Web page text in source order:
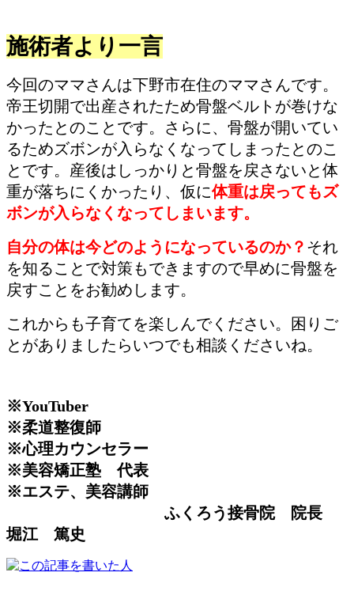
施術者より一言
今回のママさんは下野市在住のママさんです。
帝王切開で出産されたため骨盤ベルトが巻けな
かったとのことです。さらに、骨盤が開いてい
るためズボンが入らなくなってしまったとのこ
とです。産後はしっかりと骨盤を戻さないと体
重が落ちにくかったり、仮に体重は戻ってもズ
ボンが入らなくなってしまいます。
自分の体は今どのようになっているのか？ それ
を知ることで対策もできますので早めに骨盤を
戻すことをお勧めします。
これからも子育てを楽しんでください。困りご
とがありましたらいつでも相談くださいね。
※YouTuber
※柔道整復師
※心理カウンセラー
※美容矯正塾 代表
※エステ、美容講師
ふくろう接骨院 院長
堀江 篤史